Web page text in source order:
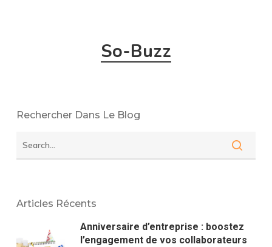
So-Buzz
Rechercher Dans Le Blog
Articles Récents
Anniversaire d’entreprise : boostez
l’engagement de vos collaborateurs